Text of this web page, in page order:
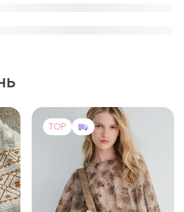
Блузка з колекції zara zw,
струменева, коричнева.
TOP